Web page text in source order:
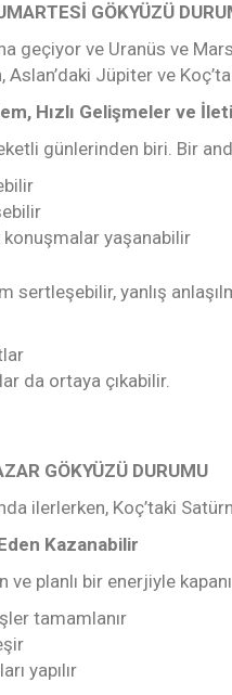
GÖKYÜZÜ
geçiyor ve Uranüs ve
Aslan’daki Jüpiter ve
Hızlı Gelişmeler ve
günlerinden biri. Bir
konuşmalar yaşanabilir
sertleşebilir, yanlış
da ortaya çıkabilir.
GÖKYÜZÜ DURUMU
ilerlerken, Koç’taki
Kazanabilir
ve planlı bir enerjiyle
tamamlanır
yapılır